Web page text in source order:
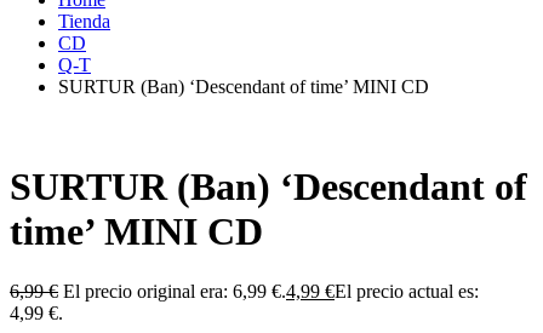
Tienda
CD
Q-T
SURTUR (Ban) ‘Descendant of time’ MINI CD
SURTUR (Ban) ‘Descendant of
time’ MINI CD
6,99€ El precio original era: 6,99 €.4,99 €El precio actual es:
4,99 €.